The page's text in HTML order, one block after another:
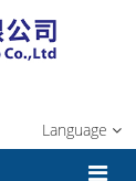
Language